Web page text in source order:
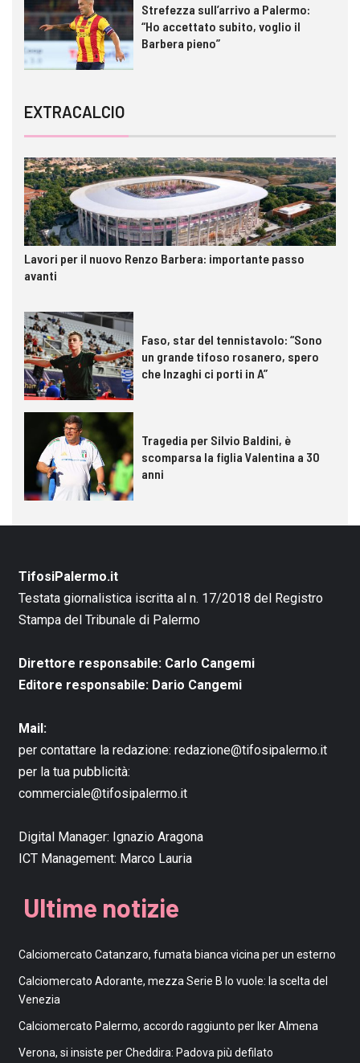
Strefezza sull’arrivo a Palermo:
“Ho accettato subito, voglio il
Barbera pieno”
EXTRACALCIO
Lavori per il nuovo Renzo Barbera: importante passo
avanti
Faso, star del tennistavolo: “Sono
un grande tifoso rosanero, spero
che Inzaghi ci porti in A”
Tragedia per Silvio Baldini, è
scomparsa la figlia Valentina a 30
anni
TifosiPalermo.it
Testata giornalistica iscritta al n. 17/2018 del Registro
Stampa del Tribunale di Palermo
Direttore responsabile: Carlo Cangemi
Editore responsabile: Dario Cangemi
Mail:
per contattare la redazione: redazione@tifosipalermo.it
per la tua pubblicità:
commerciale@tifosipalermo.it
Digital Manager: Ignazio Aragona
ICT Management: Marco Lauria
Ultime notizie
Calciomercato Catanzaro, fumata bianca vicina per un esterno
Calciomercato Adorante, mezza Serie B lo vuole: la scelta del
Venezia
Calciomercato Palermo, accordo raggiunto per Iker Almena
Verona, si insiste per Cheddira: Padova più defilato